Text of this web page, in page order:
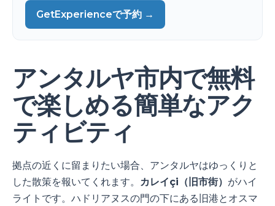
GetExperienceで予約 →
アンタルヤ市内で無料
で楽しめる簡単なアク
ティビティ
拠点の近くに留まりたい場合、アンタルヤはゆっくりと
した散策を報いてくれます。
カレイçi（旧市街） がハイ
ライトです。ハドリアヌスの門の下にある旧港とオスマ